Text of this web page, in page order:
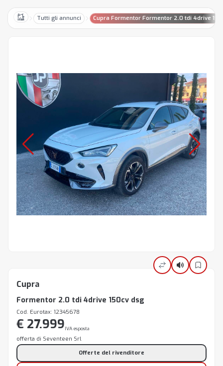
HomeTutti gli annunci Cupra Formentor Formentor 2.0 tdi 4drive
Cupra
Formentor 2.0 tdi 4drive 150cv dsg
Cod. Eurotax: 12345678
€ 27.999IVA esposta
offerta di Seventeen Srl
Offerte del rivenditore